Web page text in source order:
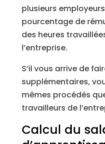
plusieurs
pourcentage de
des heures
l’entreprise.
S’il vous arrive de
supplémentaires,
mêmes procédés
travailleurs de
Calcul du